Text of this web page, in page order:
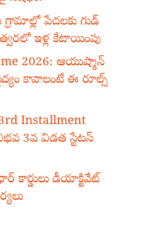
పేదలకు గుడ్
ఇళ్ల కేటాయింపు
2026: ఆయుష్మాన్
కావాలంటే ఈ రూల్స్
Installment
3వ విడత స్టేటస్
కార్డులు డీయాక్టివేట్